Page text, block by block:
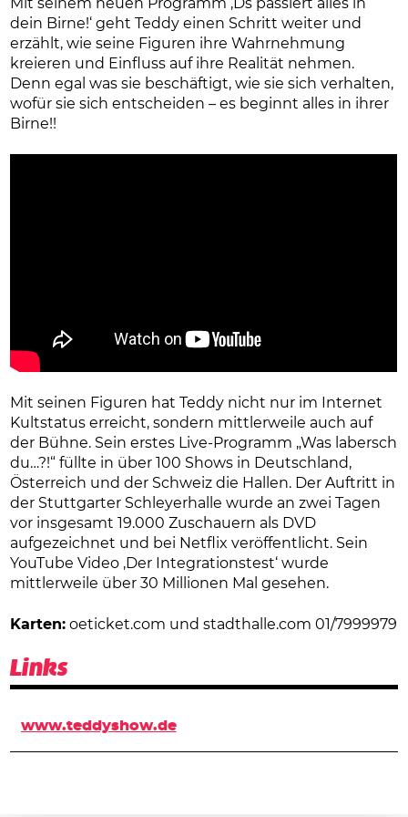
Mit seinem neuen Programm ‚Ds passiert alles in
dein Birne!‘ geht Teddy einen Schritt weiter und
erzählt, wie seine Figuren ihre Wahrnehmung
kreieren und Einfluss auf ihre Realität nehmen.
Denn egal was sie beschäftigt, wie sie sich verhalten,
wofür sie sich entscheiden – es beginnt alles in ihrer
Birne!!
Mit seinen Figuren hat Teddy nicht nur im Internet
Kultstatus erreicht, sondern mittlerweile auch auf
der Bühne. Sein erstes Live-Programm „Was labersch
du…?!“ füllte in über 100 Shows in Deutschland,
Österreich und der Schweiz die Hallen. Der Auftritt in
der Stuttgarter Schleyerhalle wurde an zwei Tagen
vor insgesamt 19.000 Zuschauern als DVD
aufgezeichnet und bei Netflix veröffentlicht. Sein
YouTube Video ‚Der Integrationstest‘ wurde
mittlerweile über 30 Millionen Mal gesehen.
Karten: oeticket.com und stadthalle.com 01/7999979
Links
www.teddyshow.de